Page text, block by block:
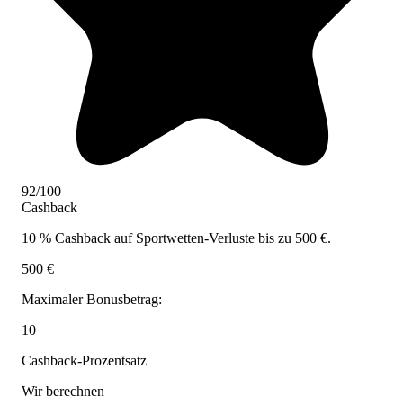
92/100
Cashback
10 % Cashback auf Sportwetten-Verluste bis zu 500 €.
500 €
Maximaler Bonusbetrag:
10
Cashback-Prozentsatz
Wir berechnen